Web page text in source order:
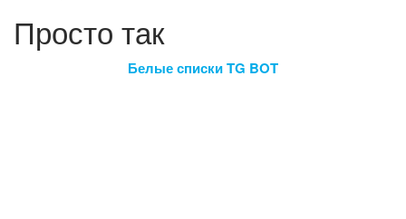
Просто так
Белые списки TG BOT